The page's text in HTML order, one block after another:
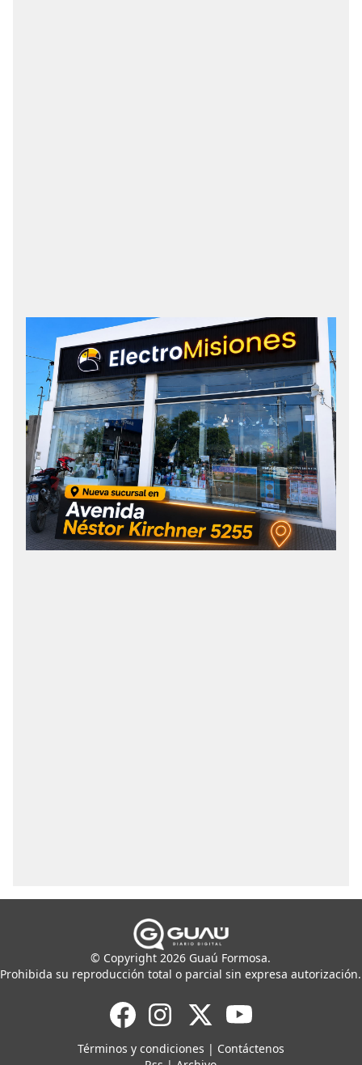
© Copyright 2026 Guaú Formosa.
Prohibida su reproducción total o parcial sin expresa autorización.
Términos y condiciones | Contáctenos